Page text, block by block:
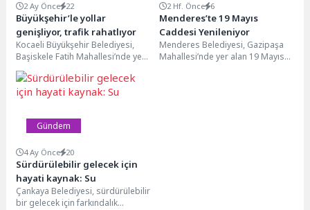
2 Ay Önce 22
Büyükşehir’le yollar
genişliyor, trafik rahatlıyor
Kocaeli Büyükşehir Belediyesi,
Başiskele Fatih Mahallesi’nde yer
alan Hoca Ahmet Yesevi
Caddesi’nde 2. etap yol...
2 Hf. Önce 6
Menderes’te 19 Mayıs
Caddesi Yenileniyor
Menderes Belediyesi, Gazipaşa
Mahallesi’nde yer alan 19 Mayıs
Gündem
4 Ay Önce 20
Sürdürülebilir gelecek için
hayati kaynak: Su
Çankaya Belediyesi, sürdürülebilir
bir gelecek için farkındalık